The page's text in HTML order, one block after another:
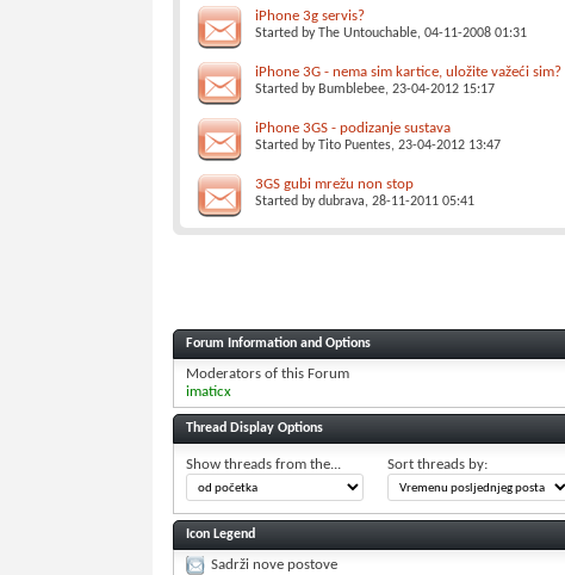
iPhone 3g servis?
Started byThe Untouchable, 04-11-2008 01:31
iPhone 3G - nema sim kartice, uložite važeći sim?
Started by Bumblebee, 23-04-2012 15:17
iPhone 3GS - podizanje sustava
Started byTito Puentes, 23-04-2012 13:47
3GS gubi mrežu non stop
Started bydubrava, 28-11-2011 05:41
Forum Information and Options
Moderators of this Forum
imaticx
Thread Display Options
Show threads from the... Sort threads by:
Icon Legend
Sadrži nove postove